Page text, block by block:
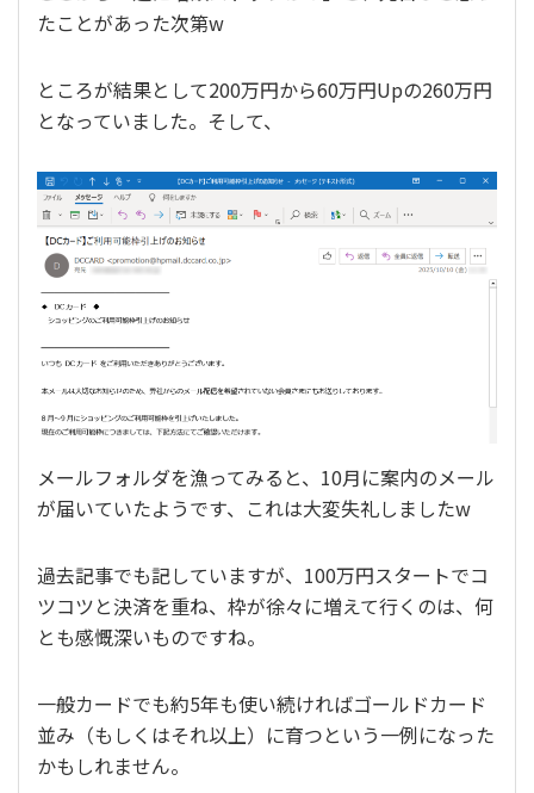
たことがあった次第w
ところが結果として200万円から60万円Upの260万円
となっていました。そして、
メールフォルダを漁ってみると、10月に案内のメール
が届いていたようです、これは大変失礼しましたw
過去記事でも記していますが、100万円スタートでコ
ツコツと決済を重ね、枠が徐々に増えて行くのは、何
とも感慨深いものですね。
一般カードでも約5年も使い続ければゴールドカード
並み（もしくはそれ以上）に育つという一例になった
かもしれません。